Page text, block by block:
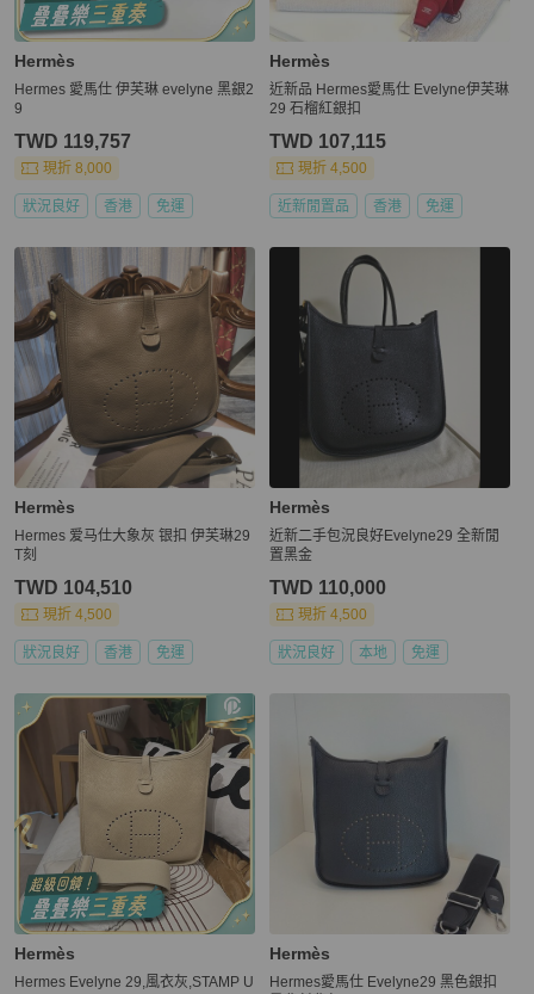
Hermès
Hermes 愛馬仕 伊芙琳 evelyne 黑銀2
9
TWD 119,757
現折 8,000
狀況良好 香港 免運
Hermès
近新品 Hermes愛馬仕 Evelyne伊芙琳
29 石榴紅銀扣
TWD 107,115
現折 4,500
近新閒置品 香港 免運
Hermès
Hermes 爱马仕大象灰 银扣 伊芙琳29
T刻
TWD 104,510
現折 4,500
狀況良好 香港 免運
Hermès
近新二手包況良好Evelyne29 全新閒
置黑金
TWD 110,000
現折 4,500
狀況良好 本地 免運
Hermès
Hermes Evelyne 29,風衣灰,STAMP U
Hermès
Hermes愛馬仕 Evelyne29 黑色銀扣